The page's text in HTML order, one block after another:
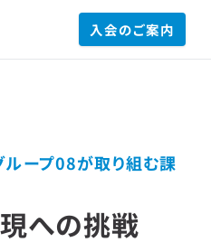
入会のご案内
ープ08が取り組む課
への挑戦